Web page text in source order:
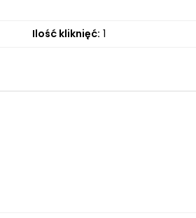
Ilość kliknięć: 1